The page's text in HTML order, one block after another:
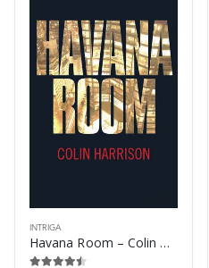
INTRIGA
Havana Room – Colin Harrison